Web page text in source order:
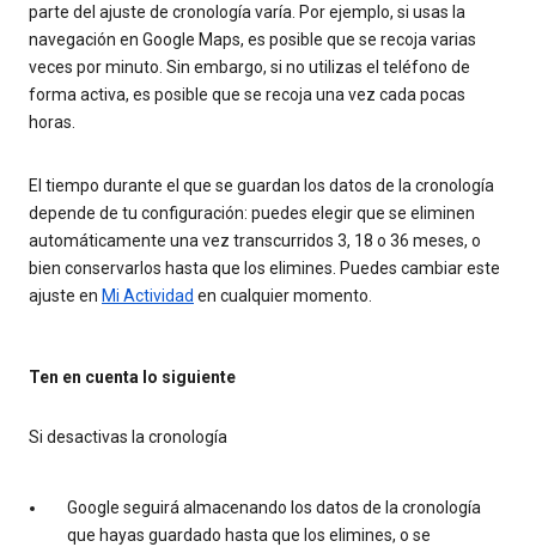
parte del ajuste de cronología varía. Por ejemplo, si usas la
navegación en Google Maps, es posible que se recoja varias
veces por minuto. Sin embargo, si no utilizas el teléfono de
forma activa, es posible que se recoja una vez cada pocas
horas.
El tiempo durante el que se guardan los datos de la cronología
depende de tu configuración: puedes elegir que se eliminen
automáticamente una vez transcurridos 3, 18 o 36 meses, o
bien conservarlos hasta que los elimines. Puedes cambiar este
ajuste en Mi Actividad en cualquier momento.
Ten en cuenta lo siguiente
Si desactivas la cronología
Google seguirá almacenando los datos de la cronología
que hayas guardado hasta que los elimines, o se